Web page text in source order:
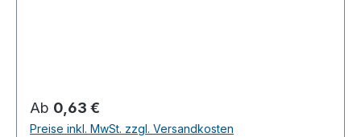
Regulärer Preis:
Ab 0,63 €
Preise inkl. MwSt. zzgl. Versandkosten